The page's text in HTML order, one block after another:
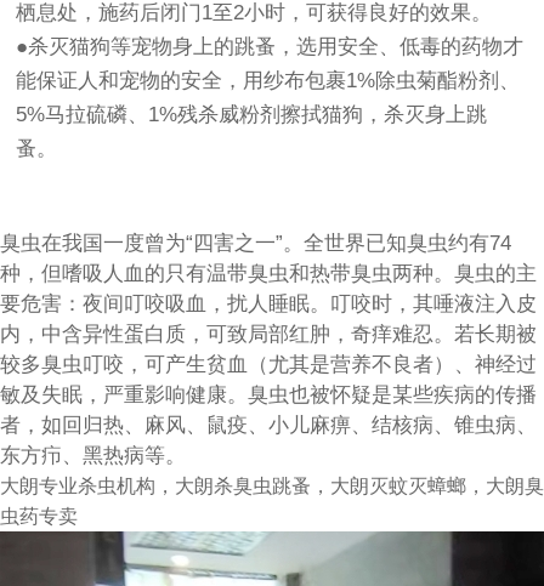
栖息处，施药后闭门1至2小时，可获得良好的效果。
●杀灭猫狗等宠物身上的跳蚤，选用安全、低毒的药物才
能保证人和宠物的安全，用纱布包裹1%除虫菊酯粉剂、
5%马拉硫磷、1%残杀威粉剂擦拭猫狗，杀灭身上跳
蚤。
臭虫在我国一度曾为“四害之一”。全世界已知臭虫约有74
种，但嗜吸人血的只有温带臭虫和热带臭虫两种。臭虫的主
要危害：夜间叮咬吸血，扰人睡眠。叮咬时，其唾液注入皮
内，中含异性蛋白质，可致局部红肿，奇痒难忍。若长期被
较多臭虫叮咬，可产生贫血（尤其是营养不良者）、神经过
敏及失眠，严重影响健康。臭虫也被怀疑是某些疾病的传播
者，如回归热、麻风、鼠疫、小儿麻痹、结核病、锥虫病、
东方疖、黑热病等。
大朗专业杀虫机构 ，大朗杀臭虫跳蚤， 大朗灭蚊灭蟑螂 ，大朗臭
虫药专卖